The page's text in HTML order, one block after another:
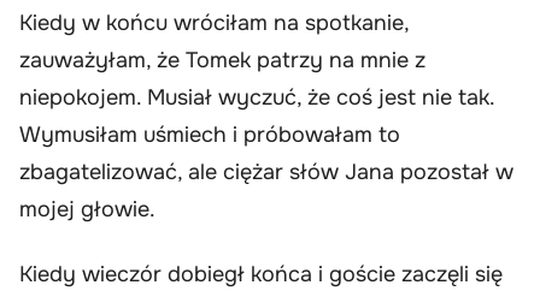
Kiedy w końcu wróciłam na spotkanie,
zauważyłam, że Tomek patrzy na mnie z
niepokojem. Musiał wyczuć, że coś jest nie tak.
Wymusiłam uśmiech i próbowałam to
zbagatelizować, ale ciężar słów Jana pozostał w
mojej głowie.
Kiedy wieczór dobiegł końca i goście zaczęli się